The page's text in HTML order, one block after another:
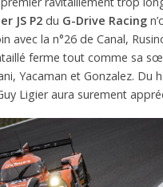
JS P2du G-Drive Racing
avec la n°26 de Canal,
ferme tout comme sa
Yacaman et Gonzalez. Du
Ligier aura surement